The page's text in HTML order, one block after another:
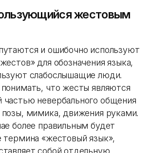
жестовым
и ошибочно используют
для обозначения языка,
слабослышащие люди.
что жесты являются
невербального общения
мимика, движения руками.
более правильным будет
термина «жестовый язык»,
собой отдельную